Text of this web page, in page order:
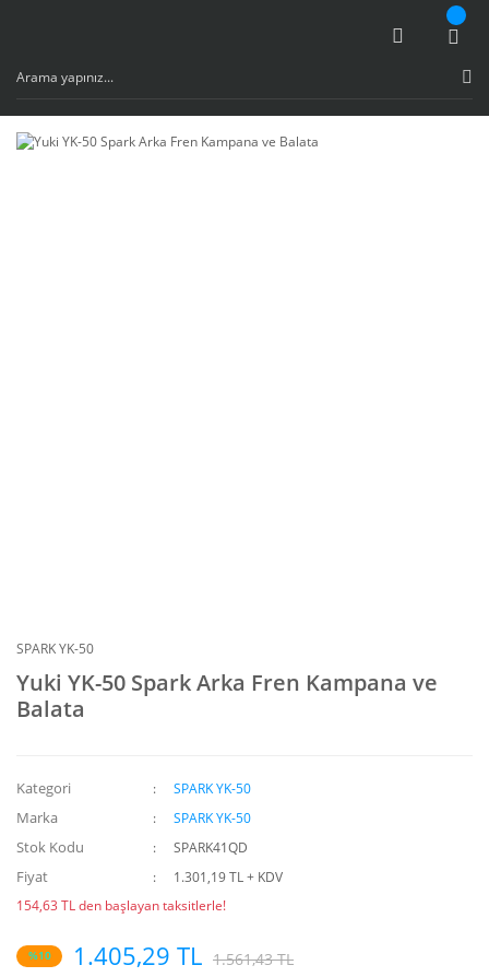
SPARK YK-50
Yuki YK-50 Spark Arka Fren Kampana ve
Balata
Kategori SPARK YK-50
Marka SPARK YK-50
Stok Kodu SPARK41QD
Fiyat
1.301,19 TL + KDV
154,63 TL den başlayan taksitlerle!
%10 1.405,29 TL 1.561,43 TL